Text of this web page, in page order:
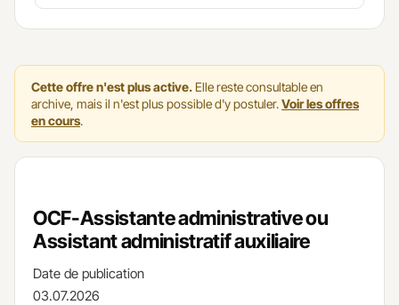
Cette offre n'est plus active. Elle reste consultable en
archive, mais il n'est plus possible d'y postuler.Voir les offres
en cours.
OCF-Assistante administrative ou
Assistant administratif auxiliaire
Date de publication
03.07.2026